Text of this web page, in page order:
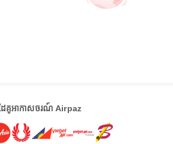
ៃគូអាកាសចរណ៍ Airpaz